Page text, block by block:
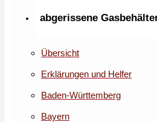
abgerissene
Übersicht
Erklärungen und Helfer
Baden-Württemberg
Bayern